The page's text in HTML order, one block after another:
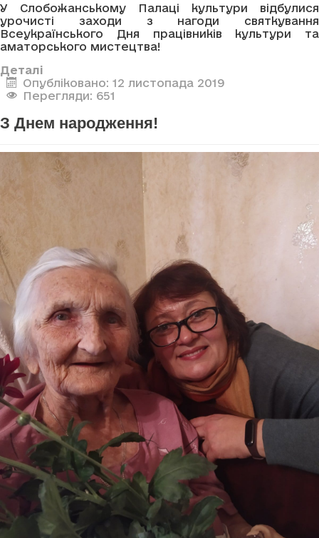
У Слобожанському Палаці культури відбулися
урочисті заходи з нагоди святкування
Всеукраїнського Дня працівників культури та
аматорського мистецтва!
Деталі
Опубліковано: 12 листопада 2019
Перегляди: 651
З Днем народження!